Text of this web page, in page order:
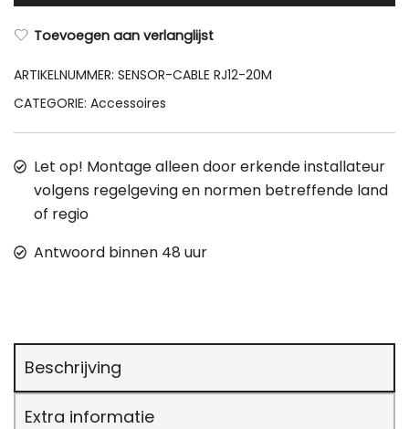
Toevoegen aan verlanglijst
ARTIKELNUMMER: SENSOR-CABLE RJ12-20M
CATEGORIE: Accessoires
Let op! Montage alleen door erkende installateur
volgens regelgeving en normen betreffende land
of regio
Antwoord binnen 48 uur
Beschrijving
Extra informatie